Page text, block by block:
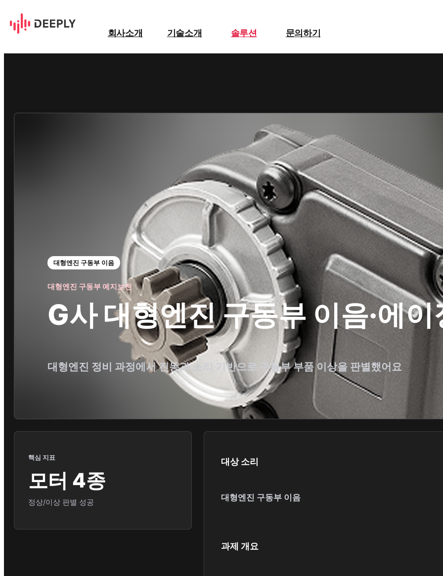
G사 대형엔진 구동부 이음·에이징
회사소개 기술소개 솔루션 문의하기
대형엔진 구동부 이음
대형엔진 구동부 예지보전
G사 대형엔진 구동부 이음·에이
대형엔진 정비 과정에서 진동과 소리 기반으로 구동부 부품 이상을 판별했어요
핵심 지표
모터 4종
정상/이상 판별 성공
대상 소리
대형엔진 구동부 이음
과제 개요